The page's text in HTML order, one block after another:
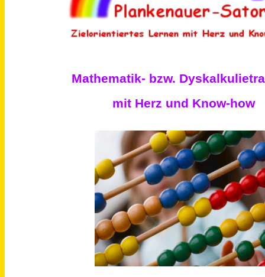
Mathematik- bzw. Dyskalkulie
mit Herz und Know-how